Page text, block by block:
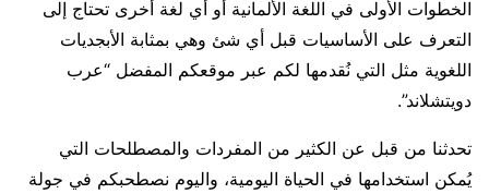
الخطوات الأولى في اللغة الألمانية أو أي لغة أخرى تحتاج إلى
التعرف على الأساسيات قبل أي شئ وهي بمثابة الأبجديات
اللغوية مثل التي نُقدمها لكم عبر موقعكم المفضل “عرب
دويتشلاند”.
تحدثنا من قبل عن الكثير من المفردات والمصطلحات التي
يُمكن استخدامها في الحياة اليومية، واليوم نصطحبكم في جولة